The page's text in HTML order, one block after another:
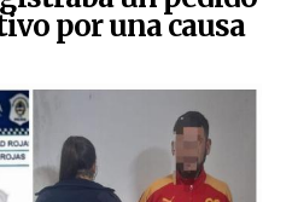
por una causa